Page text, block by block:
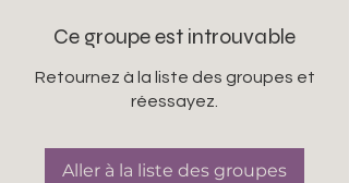
Ce groupe est introuvable
Retournez à la liste des groupes et
réessayez.
Aller à la liste des groupes